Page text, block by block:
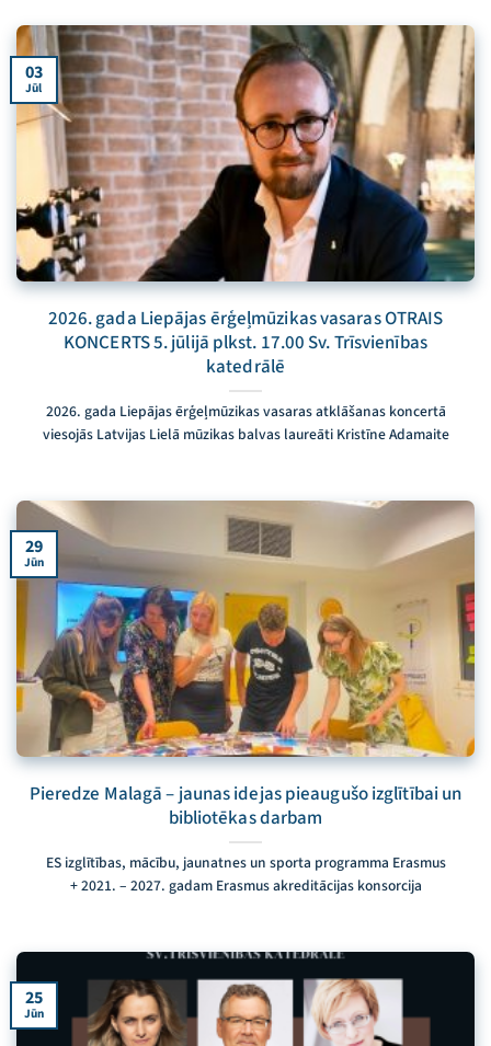
2026. gada Liepājas ērģeļmūzikas vasaras OTRAIS
KONCERTS 5. jūlijā plkst. 17.00 Sv. Trīsvienības
katedrālē
2026. gada Liepājas ērģeļmūzikas vasaras atklāšanas koncertā
viesojās Latvijas Lielā mūzikas balvas laureāti Kristīne Adamaite
03
Jūl
Pieredze Malagā – jaunas idejas pieaugušo izglītībai un
bibliotēkas darbam
ES izglītības, mācību, jaunatnes un sporta programma Erasmus
+ 2021. – 2027. gadam Erasmus akreditācijas konsorcija
29
Jūn
25
Jūn